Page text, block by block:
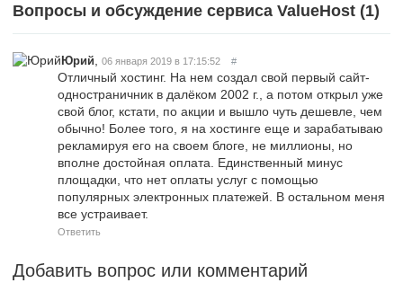
Вопросы и обсуждение сервиса ValueHost (1)
Юрий 06 января 2019 в 17:15:52 #
Отличный хостинг. На нем создал свой первый сайт-
одностраничник в далёком 2002 г., а потом открыл уже
свой блог, кстати, по акции и вышло чуть дешевле, чем
обычно! Более того, я на хостинге еще и зарабатываю
рекламируя его на своем блоге, не миллионы, но
вполне достойная оплата. Единственный минус
площадки, что нет оплаты услуг с помощью
популярных электронных платежей. В остальном меня
все устраивает.
Ответить
Добавить вопрос или комментарий